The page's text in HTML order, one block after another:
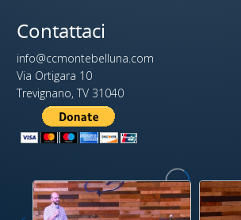
Contattaci
info@ccmontebelluna.com
Via Ortigara 10
Trevignano, TV 31040